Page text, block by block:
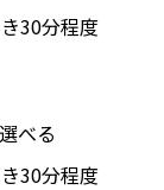
30分程度
べる
30分程度